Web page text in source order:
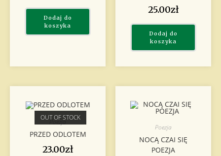
Dodaj do
koszyka
25.00zł
Dodaj do
koszyka
OUT OF STOCK
Poezja
PRZED ODLOTEM
23.00zł
Poezja
NOCĄ CZAI SIĘ
POEZJA